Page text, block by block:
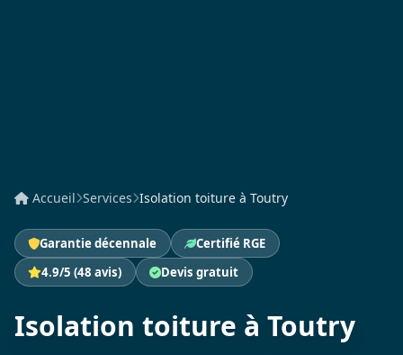
Accueil Services Isolation toiture à Toutry
Garantie décennale
Certifié RGE
4.9/5 (48 avis)
Devis gratuit
Isolation toiture à Toutry